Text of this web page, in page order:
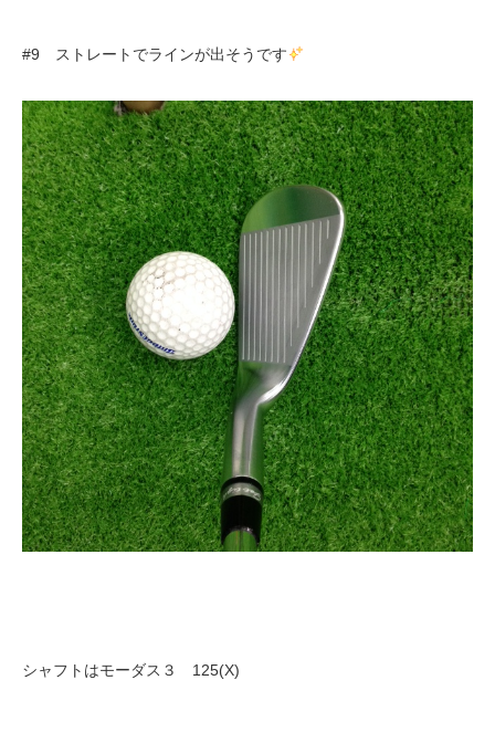
#9 ストレートでラインが出そうです
シャフトはモーダス３ 125(X)